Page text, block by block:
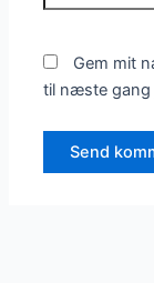
Gem mit
til næste gang